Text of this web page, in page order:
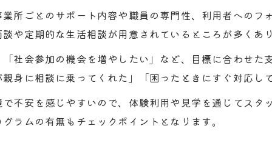
所ごとのサポート内容や職員の専門性、利用者へのフ
や定期的な生活相談が用意されているところが多くあ
社会参加の機会を増やしたい」など、目標に合わせ
身に相談に乗ってくれた」「困ったときにすぐ対応し
不安を感じやすいので、体験利用や見学を通じてス
ラムの有無もチェックポイントとなります。